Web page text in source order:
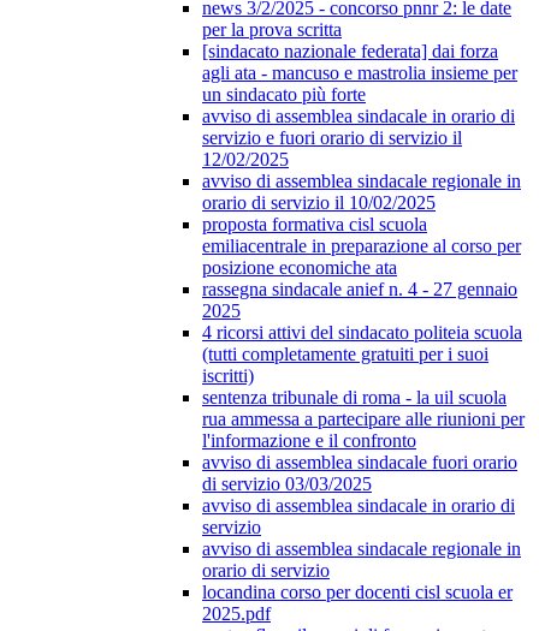
news 3/2/2025 - concorso pnnr 2: le date
per la prova scritta
[sindacato nazionale federata] dai forza
agli ata - mancuso e mastrolia insieme per
un sindacato più forte
avviso di assemblea sindacale in orario di
servizio e fuori orario di servizio il
12/02/2025
avviso di assemblea sindacale regionale in
orario di servizio il 10/02/2025
proposta formativa cisl scuola
emiliacentrale in preparazione al corso per
posizione economiche ata
rassegna sindacale anief n. 4 - 27 gennaio
2025
4 ricorsi attivi del sindacato politeia scuola
(tutti completamente gratuiti per i suoi
iscritti)
sentenza tribunale di roma - la uil scuola
rua ammessa a partecipare alle riunioni per
l'informazione e il confronto
avviso di assemblea sindacale fuori orario
di servizio 03/03/2025
avviso di assemblea sindacale in orario di
servizio
avviso di assemblea sindacale regionale in
orario di servizio
locandina corso per docenti cisl scuola er
2025.pdf